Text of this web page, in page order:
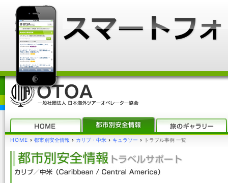
HOME › 都市別安全情報 › カリブ・中米 › キュラソー › トラブル事例 一覧